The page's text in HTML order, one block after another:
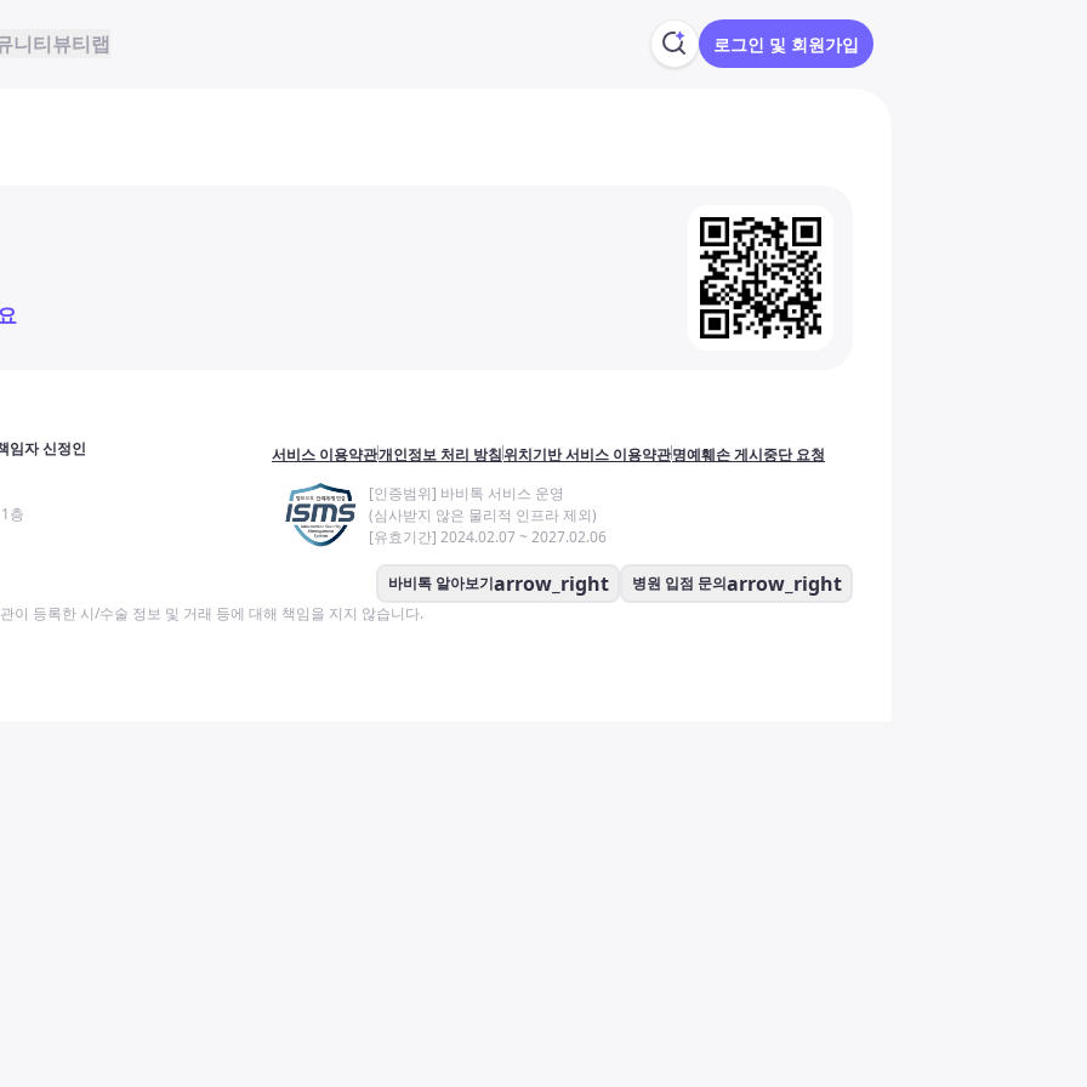
니티뷰티랩 로그인 및 회원가입
임자 신정인
층
서비스 이용약관개인정보 처리 방침위치기반 서비스 이용약관명예훼손 게시중단 요청
[인증범위] 바비톡 서비스 운영
(심사받지 않은 물리적 인프라 제외)
[유효기간] 2024.02.07 ~ 2027.02.06
바비톡 알아보기arrow_right 병원 입점 문의arrow_right
이 등록한 시/수술 정보 및 거래 등에 대해 책임을 지지 않습니다.